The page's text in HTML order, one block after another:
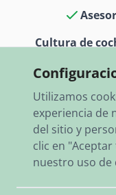
Cultura de
Envío
Utilizamos
experiencia de
del sitio y
clic en
nuestro uso de